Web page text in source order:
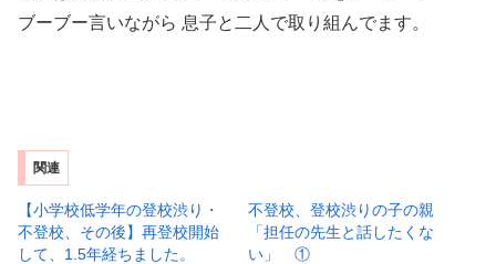
ブーブー言いながら 息子と二人で取り組んでます。
関連
【小学校低学年の登校渋り・
不登校、その後】再登校開始
して、1.5年経ちました。
不登校、登校渋りの子の親
「担任の先生と話したくな
い」 ①